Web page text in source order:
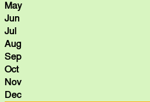
May
Jun
Jul
Aug
Sep
Oct
Nov
Dec